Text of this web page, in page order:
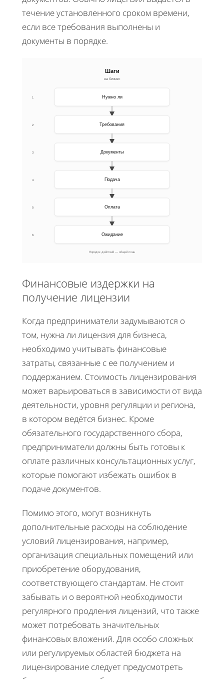
течение установленного сроком времени,
если все требования выполнены и
документы в порядке.
Шаги
на бизнес
Нужно ли
Требования
Документы
Подача
Оплата
Ожидание
1
2
3
4
5
6
Порядок действий — общий план
Финансовые издержки на
получение лицензии
Когда предприниматели задумываются о
том, нужна ли лицензия для бизнеса,
необходимо учитывать финансовые
затраты, связанные с ее получением и
поддержанием. Стоимость лицензирования
может варьироваться в зависимости от вида
деятельности, уровня регуляции и региона,
в котором ведётся бизнес. Кроме
обязательного государственного сбора,
предприниматели должны быть готовы к
оплате различных консультационных услуг,
которые помогают избежать ошибок в
подаче документов.
Помимо этого, могут возникнуть
дополнительные расходы на соблюдение
условий лицензирования, например,
организация специальных помещений или
приобретение оборудования,
соответствующего стандартам. Не стоит
забывать и о вероятной необходимости
регулярного продления лицензий, что также
может потребовать значительных
финансовых вложений. Для особо сложных
или регулируемых областей бюджета на
лицензирование следует предусмотреть